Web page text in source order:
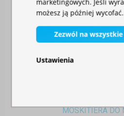
MOSKITIERA DO
marketingowych. Jeśli
możesz ją później wycofać.
Zezwól na
Ustawienia